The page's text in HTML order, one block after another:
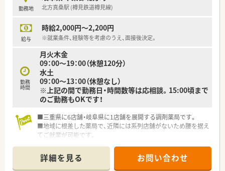
勤務地 北方真桑駅 (樽見鉄道樽見線)
給与
時給2,000円～2,200円
※就業条件、経験等を考慮のうえ、面接後決定。
勤務
時間
月火木金
09：00～19：00（休憩120分）
水土
09：00～13：00（休憩なし）
※上記の間で勤務日・時間数等は応相談。15:00頃まで
のご勤務もOKです！
■三重県に6店舗・岐阜県に1店舗を展開する調剤薬局です。
■地域に根差した薬局で、近隣には系列店舗がないため腰を据え
てご就業が可能です。
詳細を見る お問い合わせ